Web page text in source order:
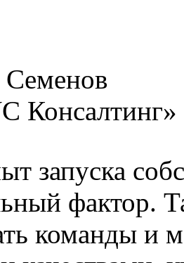
Семенов
Консалтинг»
запуска
фактор.
команды и